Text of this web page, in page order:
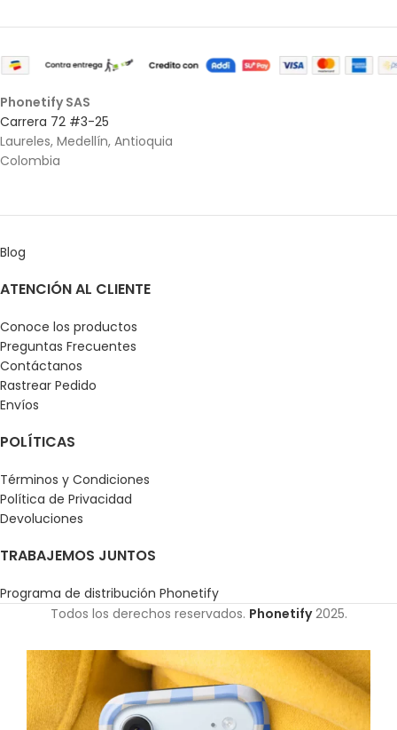
Phonetify SAS
Carrera 72 #3-25
Laureles, Medellín, Antioquia
Colombia
Blog
ATENCIÓN AL CLIENTE
Conoce los productos
Preguntas Frecuentes
Contáctanos
Rastrear Pedido
Envíos
POLÍTICAS
Términos y Condiciones
Política de Privacidad
Devoluciones
TRABAJEMOS JUNTOS
Programa de distribución Phonetify
Todos los derechos reservados. Phonetify2025.